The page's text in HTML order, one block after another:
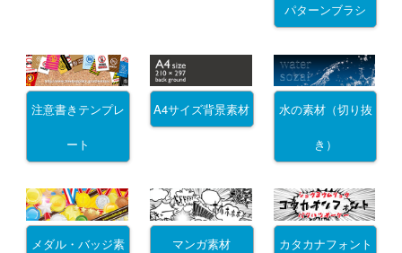
パターンブラシ
注意書きテンプレ
ート
A4サイズ背景素材 水の素材（切り抜
き）
メダル・バッジ素 マンガ素材 カタカナフォント